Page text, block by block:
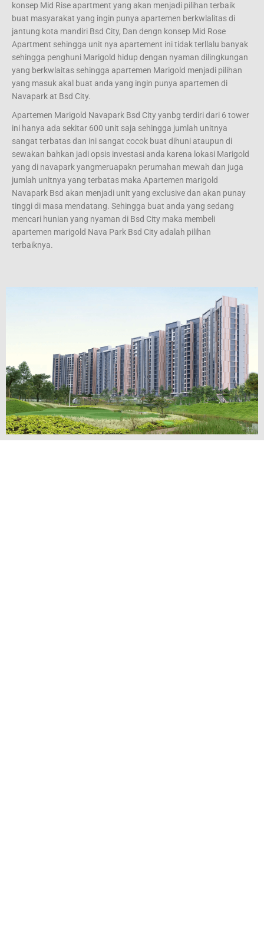
konsep Mid Rise apartment yang akan menjadi pilihan terbaik
buat masyarakat yang ingin punya apartemen berkwlalitas di
jantung kota mandiri Bsd City, Dan dengn konsep Mid Rose
Apartment sehingga unit nya apartement ini tidak terllalu banyak
sehingga penghuni Marigold hidup dengan nyaman dilingkungan
yang berkwlaitas sehingga apartemen Marigold menjadi pilihan
yang masuk akal buat anda yang ingin punya apartemen di
Navapark at Bsd City.
Apartemen Marigold Navapark Bsd City yanbg terdiri dari 6 tower
ini hanya ada sekitar 600 unit saja sehingga jumlah unitnya
sangat terbatas dan ini sangat cocok buat dihuni ataupun di
sewakan bahkan jadi opsis investasi anda karena lokasi Marigold
yang di navapark yangmeruapakn perumahan mewah dan juga
jumlah unitnya yang terbatas maka Apartemen marigold
Navapark Bsd akan menjadi unit yang exclusive dan akan punay
tinggi di masa mendatang. Sehingga buat anda yang sedang
mencari hunian yang nyaman di Bsd City maka membeli
apartemen marigold Nava Park Bsd City adalah pilihan
terbaiknya.